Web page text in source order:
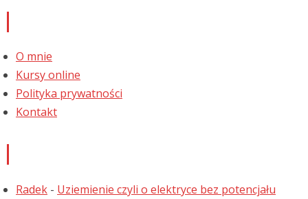
O mnie
Kursy online
Polityka prywatności
Kontakt
Radek - Uziemienie czyli o elektryce bez potencjału